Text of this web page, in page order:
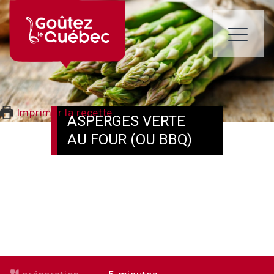
Skip
to
content
ASPERGES VERTE
AU FOUR (OU BBQ)
Imprimer la recette